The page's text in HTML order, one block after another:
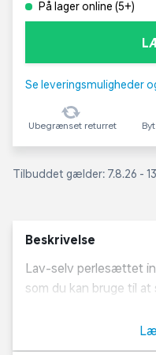
På lager online (5+)
Se leveringsmuligheder
Ubegrænset returret
Tilbuddet gælder: 7.8.26 -
Beskrivelse
Lav-selv perlesættet
som du kan bruge til
medfølger. Perlerne
til sæt.